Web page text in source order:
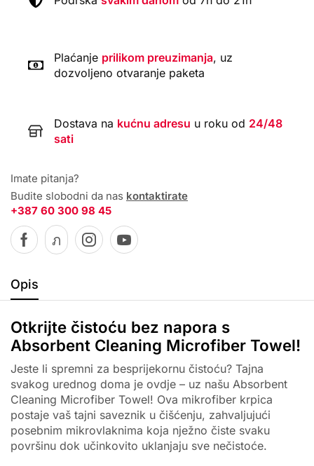
Plaćanje prilikom preuzimanja, uz
dozvoljeno otvaranje paketa
Dostava na kućnu adresu u roku od 24/48
sati
Imate pitanja?
Budite slobodni da nas kontaktirate
+387 60 300 98 45
Opis
Otkrijte čistoću bez napora s
Absorbent Cleaning Microfiber Towel!
Jeste li spremni za besprijekornu čistoću? Tajna
svakog urednog doma je ovdje – uz našu Absorbent
Cleaning Microfiber Towel! Ova mikrofiber krpica
postaje vaš tajni saveznik u čišćenju, zahvaljujući
posebnim mikrovlaknima koja nježno čiste svaku
površinu dok učinkovito uklanjaju sve nečistoće.